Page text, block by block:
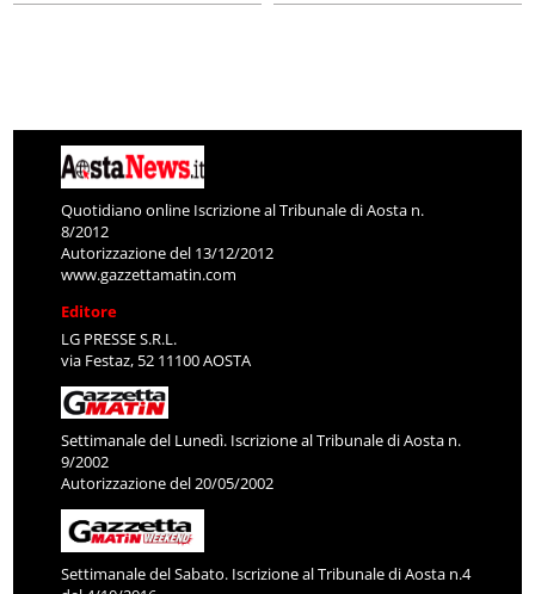
Quotidiano online Iscrizione al Tribunale di Aosta n.
8/2012
Autorizzazione del 13/12/2012
www.gazzettamatin.com
Editore
LG PRESSE S.R.L.
via Festaz, 52 11100 AOSTA
Settimanale del Lunedì. Iscrizione al Tribunale di Aosta n.
9/2002
Autorizzazione del 20/05/2002
Settimanale del Sabato. Iscrizione al Tribunale di Aosta n.4